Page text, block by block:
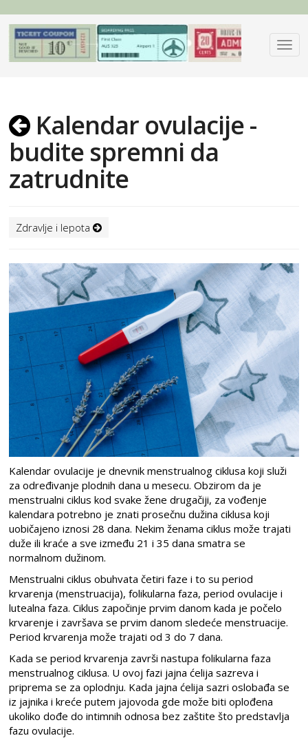
Kalendar ovulacije -
budite spremni da
zatrudnite
Zdravlje i lepota
Kalendar ovulacije je dnevnik menstrualnog ciklusa koji služi
za određivanje plodnih dana u mesecu. Obzirom da je
menstrualni ciklus kod svake žene drugačiji, za vođenje
kalendara potrebno je znati prosečnu dužina ciklusa koji
uobičajeno iznosi 28 dana. Nekim ženama ciklus može trajati
duže ili kraće a sve između 21 i 35 dana smatra se
normalnom dužinom.
Menstrualni ciklus obuhvata četiri faze i to su period
krvarenja (menstruacija), folikularna faza, period ovulacije i
lutealna faza. Ciklus započinje prvim danom kada je počelo
krvarenje i završava se prvim danom sledeće menstruacije.
Period krvarenja može trajati od 3 do 7 dana.
Kada se period krvarenja završi nastupa folikularna faza
menstrualnog ciklusa. U ovoj fazi jajna ćelija sazreva i
priprema se za oplodnju. Kada jajna ćelija sazri oslobađa se
iz jajnika i kreće putem jajovoda gde može biti oplođena
ukoliko dođe do intimnih odnosa bez zaštite što predstavlja
fazu ovulacije.